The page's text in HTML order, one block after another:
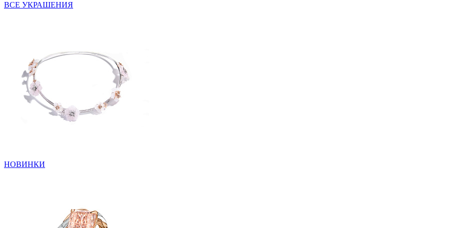
ВСЕ УКРАШЕНИЯ
НОВИНКИ